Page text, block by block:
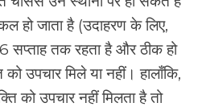
हो जाता है (उदाहरण के लिए,
सप्ताह तक रहता है और ठीक हो
को उपचार मिले या नहीं। हालाँकि,
को उपचार नहीं मिलता है तो